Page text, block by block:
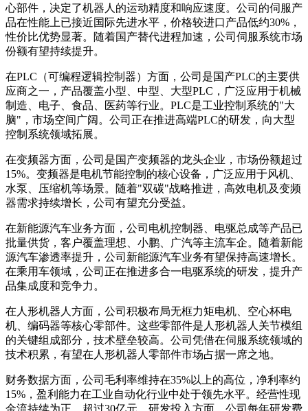
心部件，决定了机器人的运动精度和响应速度。公司的伺服产
品在性能上已接近国际先进水平，价格较进口产品低约30%，
性价比优势显著。随着国产替代进程加速，公司伺服系统市场
份额有望持续提升。
在PLC（可编程逻辑控制器）方面，公司是国产PLC的主要供
应商之一，产品覆盖小型、中型、大型PLC，广泛应用于机械
制造、电子、食品、医药等行业。PLC是工业控制系统的"大
脑"，市场空间广阔。公司正在推进高端PLC的研发，向大型
控制系统领域拓展。
在变频器方面，公司是国产变频器的龙头企业，市场份额超过
15%。变频器是电机节能控制的核心设备，广泛应用于风机、
水泵、压缩机等场景。随着"双碳"战略推进，高效电机及变频
器需求持续增长，公司有望充分受益。
在新能源汽车业务方面，公司电机控制器、电驱总成等产品已
批量供货，客户覆盖理想、小鹏、广汽等主流车企。随着新能
源汽车渗透率提升，公司新能源汽车业务有望保持高速增长。
在乘用车领域，公司正在推进多合一电驱系统的研发，提升产
品集成度和竞争力。
在人形机器人方面，公司积极布局无框力矩电机、空心杯电
机、编码器等核心零部件。这些零部件是人形机器人关节模组
的关键组成部分，技术壁垒较高。公司凭借在伺服系统领域的
技术积累，有望在人形机器人零部件市场占据一席之地。
财务数据方面，公司毛利率维持在35%以上的高位，净利率约
15%，盈利能力在工业自动化行业中处于领先水平。经营性现
金流持续为正，超过30亿元。研发投入方面，公司每年研发费